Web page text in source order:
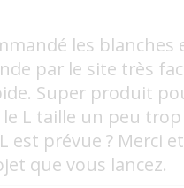
les
par le site très
Super produit
L taille un peu
est prévue ? Merci
que vous lancez.